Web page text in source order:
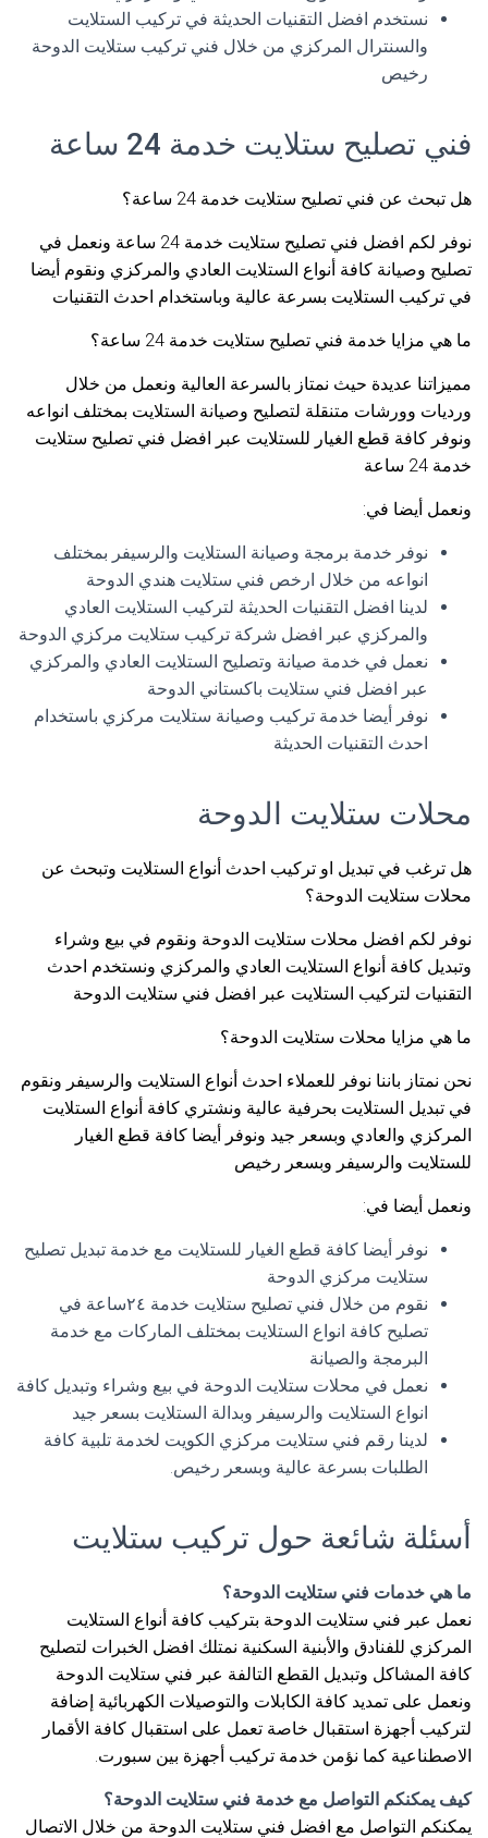
نستخدم افضل التقنيات الحديثة في تركيب الستلايت
والسنترال المركزي من خلال فني تركيب ستلايت الدوحة
رخيص
فني تصليح ستلايت خدمة 24 ساعة
هل تبحث عن فني تصليح ستلايت خدمة 24 ساعة؟
نوفر لكم افضل فني تصليح ستلايت خدمة 24 ساعة ونعمل في
تصليح وصيانة كافة أنواع الستلايت العادي والمركزي ونقوم أيضا
في تركيب الستلايت بسرعة عالية وباستخدام احدث التقنيات
ما هي مزايا خدمة فني تصليح ستلايت خدمة 24 ساعة؟
مميزاتنا عديدة حيث نمتاز بالسرعة العالية ونعمل من خلال
ورديات وورشات متنقلة لتصليح وصيانة الستلايت بمختلف انواعه
ونوفر كافة قطع الغيار للستلايت عبر افضل فني تصليح ستلايت
خدمة 24 ساعة
ونعمل أيضا في:
نوفر خدمة برمجة وصيانة الستلايت والرسيفر بمختلف
انواعه من خلال ارخص فني ستلايت هندي الدوحة
لدينا افضل التقنيات الحديثة لتركيب الستلايت العادي
والمركزي عبر افضل شركة تركيب ستلايت مركزي الدوحة
نعمل في خدمة صيانة وتصليح الستلايت العادي والمركزي
عبر افضل فني ستلايت باكستاني الدوحة
نوفر أيضا خدمة تركيب وصيانة ستلايت مركزي باستخدام
احدث التقنيات الحديثة
محلات ستلايت الدوحة
هل ترغب في تبديل او تركيب احدث أنواع الستلايت وتبحث عن
محلات ستلايت الدوحة؟
نوفر لكم افضل محلات ستلايت الدوحة ونقوم في بيع وشراء
وتبديل كافة أنواع الستلايت العادي والمركزي ونستخدم احدث
التقنيات لتركيب الستلايت عبر افضل فني ستلايت الدوحة
ما هي مزايا محلات ستلايت الدوحة؟
نحن نمتاز باننا نوفر للعملاء احدث أنواع الستلايت والرسيفر ونقوم
في تبديل الستلايت بحرفية عالية ونشتري كافة أنواع الستلايت
المركزي والعادي وبسعر جيد ونوفر أيضا كافة قطع الغيار
للستلايت والرسيفر وبسعر رخيص
ونعمل أيضا في:
نوفر أيضا كافة قطع الغيار للستلايت مع خدمة تبديل تصليح
ستلايت مركزي الدوحة
نقوم من خلال فني تصليح ستلايت خدمة ٢٤ساعة في
تصليح كافة انواع الستلايت بمختلف الماركات مع خدمة
البرمجة والصيانة
نعمل في محلات ستلايت الدوحة في بيع وشراء وتبديل كافة
انواع الستلايت والرسيفر وبدالة الستلايت بسعر جيد
لدينا رقم فني ستلايت مركزي الكويت لخدمة تلبية كافة
الطلبات بسرعة عالية وبسعر رخيص.
أسئلة شائعة حول تركيب ستلايت
ما هي خدمات فني ستلايت الدوحة؟
نعمل عبر فني ستلايت الدوحة بتركيب كافة أنواع الستلايت
المركزي للفنادق والأبنية السكنية نمتلك افضل الخبرات لتصليح
كافة المشاكل وتبديل القطع التالفة عبر فني ستلايت الدوحة
ونعمل على تمديد كافة الكابلات والتوصيلات الكهربائية إضافة
لتركيب أجهزة استقبال خاصة تعمل على استقبال كافة الأقمار
الاصطناعية كما نؤمن خدمة تركيب أجهزة بين سبورت.
كيف يمكنكم التواصل مع خدمة فني ستلايت الدوحة؟
يمكنكم التواصل مع افضل فني ستلايت الدوحة من خلال الاتصال